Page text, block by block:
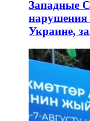
Западные
нарушения
Украине,